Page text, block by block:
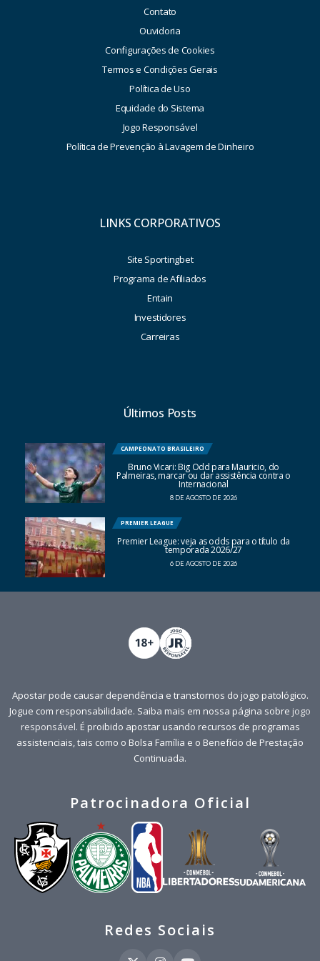
Contato
Ouvidoria
Configurações de Cookies
Termos e Condições Gerais
Política de Uso
Equidade do Sistema
Jogo Responsável
Política de Prevenção à Lavagem de Dinheiro
LINKS CORPORATIVOS
Site Sportingbet
Programa de Afiliados
Entain
Investidores
Carreiras
Últimos Posts
CAMPEONATO BRASILEIRO
Bruno Vicari: Big Odd para Mauricio, do
Palmeiras, marcar ou dar assistência contra o
Internacional
8 DE AGOSTO DE 2026
PREMIER LEAGUE
Premier League: veja as odds para o título da
temporada 2026/27
6 DE AGOSTO DE 2026
Apostar pode causar dependência e transtornos do jogo patológico.
Jogue com responsabilidade. Saiba mais em nossa página sobre jogo
responsável. É proibido apostar usando recursos de programas
assistenciais, tais como o Bolsa Família e o Benefício de Prestação
Continuada.
Patrocinadora Oficial
Redes Sociais